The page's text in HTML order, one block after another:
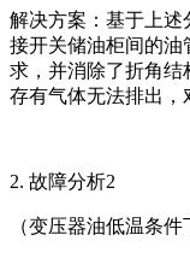
解决方案：基于上述
接开关储油柜间的油
求，并消除了折角结
存有气体无法排出，
2. 故障分析2
（变压器油低温条